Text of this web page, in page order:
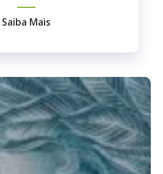
Saiba Mais